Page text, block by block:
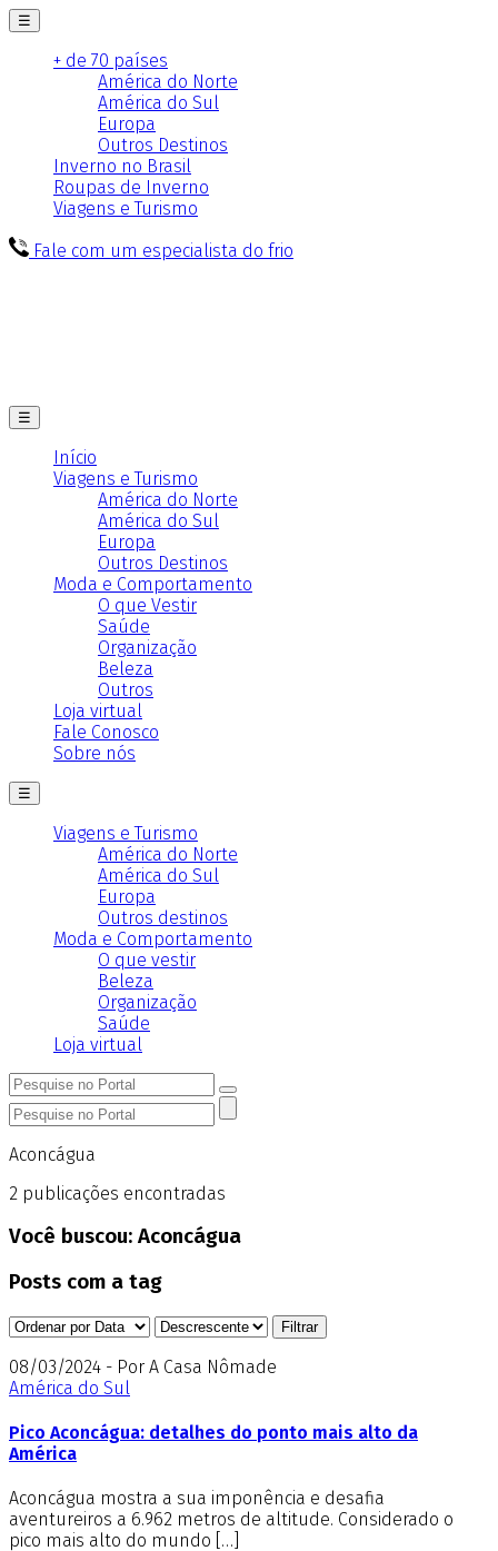
☰
+ de 70 países
América do Norte
América do Sul
Europa
Outros Destinos
Inverno no Brasil
Roupas de Inverno
Viagens e Turismo
Fale com um especialista do frio
☰
Início
Viagens e Turismo
América do Norte
América do Sul
Europa
Outros Destinos
Moda e Comportamento
O que Vestir
Saúde
Organização
Beleza
Outros
Loja virtual
Fale Conosco
Sobre nós
☰
Viagens e Turismo
América do Norte
América do Sul
Europa
Outros destinos
Moda e Comportamento
O que vestir
Beleza
Organização
Saúde
Loja virtual
Aconcágua
2 publicações encontradas
Você buscou: Aconcágua
Posts com a tag
08/03/2024 - Por A Casa Nômade
América do Sul
Pico Aconcágua: detalhes do ponto mais alto da
América
Aconcágua mostra a sua imponência e desafia
aventureiros a 6.962 metros de altitude. Considerado o
pico mais alto do mundo […]